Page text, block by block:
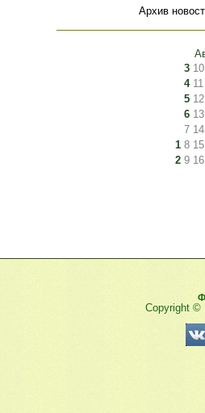
Архив
3 10
4 11
5 12
6 13
7 14
1 8 15
2 9 16
Copyright ©